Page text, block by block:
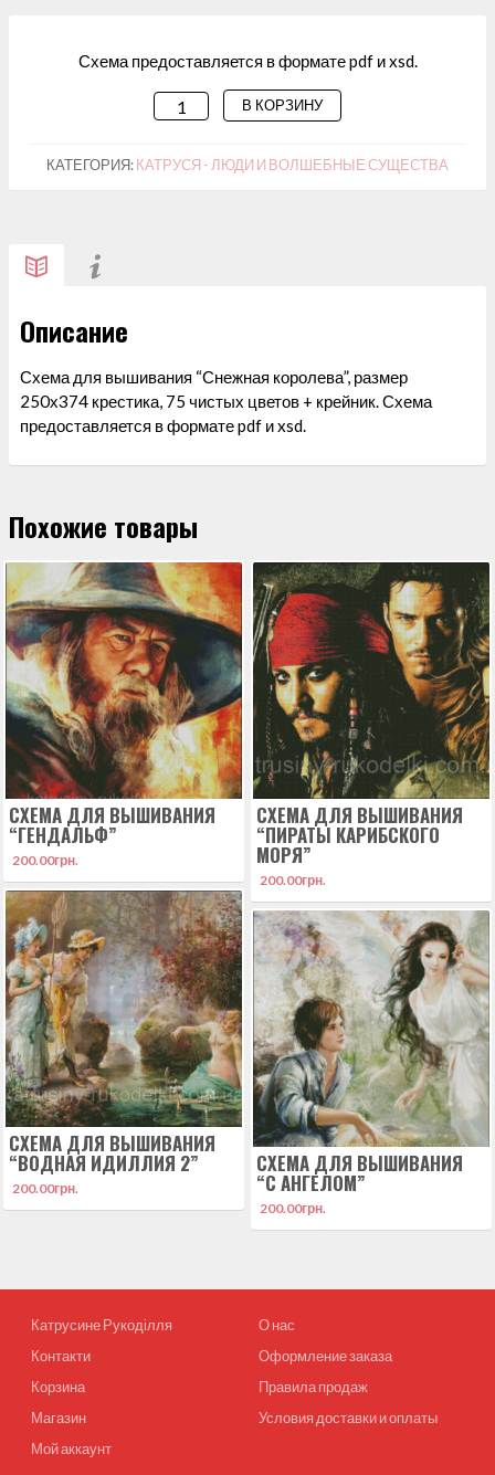
Схема предоставляется в формате pdf и xsd.
КОЛИЧЕСТВО
СХЕМА
ДЛЯ
В КОРЗИНУ
КАТЕГОРИЯ:КАТРУСЯ - ЛЮДИ И ВОЛШЕБНЫЕ СУЩЕСТВА
Описание
Схема для вышивания “Снежная королева”, размер
250х374 крестика, 75 чистых цветов + крейник. Схема
предоставляется в формате pdf и xsd.
Похожие товары
СХЕМА ДЛЯ ВЫШИВАНИЯ
“ГЕНДАЛЬФ”
200.00грн.
СХЕМА ДЛЯ ВЫШИВАНИЯ
“ПИРАТЫ КАРИБСКОГО
МОРЯ”
200.00грн.
СХЕМА ДЛЯ ВЫШИВАНИЯ
“ВОДНАЯ ИДИЛЛИЯ 2”
200.00грн.
СХЕМА ДЛЯ ВЫШИВАНИЯ
“С АНГЕЛОМ”
200.00грн.
Катрусине Рукоділля
Контакти
Корзина
Магазин
Мой аккаунт
О нас
Оформление заказа
Правила продаж
Условия доставки и оплаты